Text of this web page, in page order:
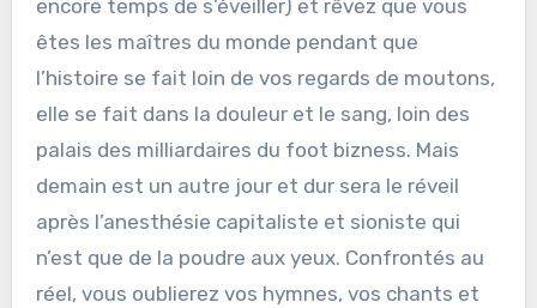
encore temps de s’éveiller) et rêvez que vous
êtes les maîtres du monde pendant que
l’histoire se fait loin de vos regards de moutons,
elle se fait dans la douleur et le sang, loin des
palais des milliardaires du foot bizness. Mais
demain est un autre jour et dur sera le réveil
après l’anesthésie capitaliste et sioniste qui
n’est que de la poudre aux yeux. Confrontés au
réel, vous oublierez vos hymnes, vos chants et